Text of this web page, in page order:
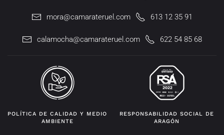
mora@camarateruel.com 613 12 35 91
calamocha@camarateruel.com 622 54 85 68
POLÍTICA DE CALIDAD Y MEDIO
AMBIENTE
RESPONSABILIDAD SOCIAL DE
ARAGÓN